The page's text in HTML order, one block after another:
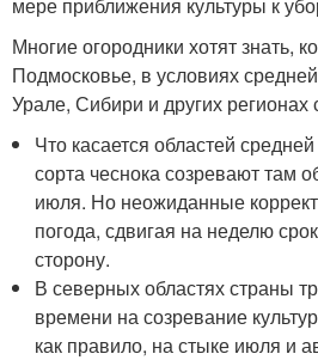
Многие огородники хотят знать,
Подмосковье, в условиях
Урале, Сибири и других регионах
Что касается областей
сорта чеснока созревают там
июля. Но неожиданные
погода, сдвигая на неделю
сторону.
В северных областях страны
времени на созревание
как правило, на стыке июля и